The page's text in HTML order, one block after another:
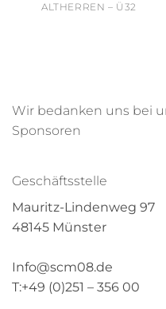
ALTHERREN – Ü32
Wir bedanken uns bei
Sponsoren
Geschäftsstelle
Mauritz-Lindenweg 97
48145 Münster
Info@scm08.de
T:+49 (0)251 – 356 00